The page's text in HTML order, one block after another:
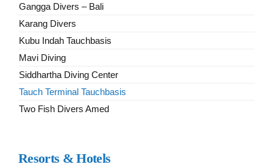
Gangga Divers – Bali
Karang Divers
Kubu Indah Tauchbasis
Mavi Diving
Siddhartha Diving Center
Tauch Terminal Tauchbasis
Two Fish Divers Amed
Resorts & Hotels